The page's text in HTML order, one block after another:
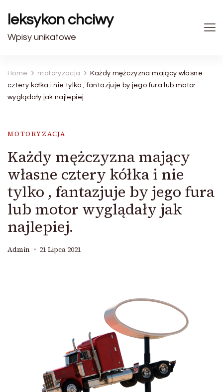
leksykon chciwy
Wpisy unikatowe
Home motoryzacja
Każdy mężczyzna mający własne
cztery kółka i nie tylko , fantazjuje by jego fura lub motor
wyglądały jak najlepiej.
MOTORYZACJA
Każdy mężczyzna mający
własne cztery kółka i nie
tylko , fantazjuje by jego fura
lub motor wyglądały jak
najlepiej.
Admin 21 Lipca 2021